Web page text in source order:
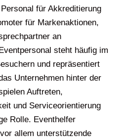
für Akkreditierung
für Markenaktionen,
an
steht häufig im
und repräsentiert
Unternehmen hinter der
Auftreten,
und Serviceorientierung
Rolle. Eventhelfer
allem unterstützende